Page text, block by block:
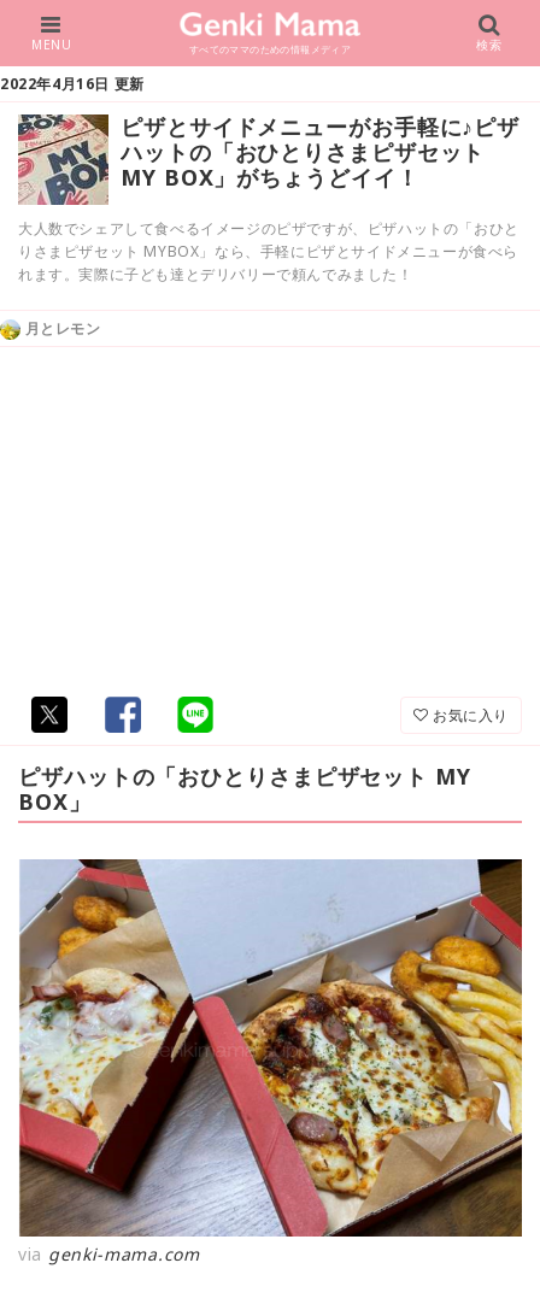
すべてのママのための情報メディア
MENU 検索
2022年4月16日 更新
ピザとサイドメニューがお手軽に♪ピザ
ハットの「おひとりさまピザセット
MY BOX」がちょうどイイ！
大人数でシェアして食べるイメージのピザですが、ピザハットの「おひと
りさまピザセット MYBOX」なら、手軽にピザとサイドメニューが食べら
れます。実際に子ども達とデリバリーで頼んでみました！
月とレモン
お気に入り
ピザハットの「おひとりさまピザセット MY
BOX」
via genki-mama.com